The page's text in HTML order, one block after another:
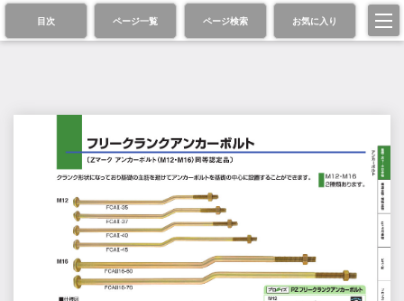
目次 ページ一覧 ページ検索 お気に入り